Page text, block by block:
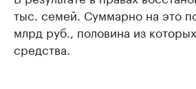
тыс. семей. Суммарно на это
млрд руб., половина из
средства.